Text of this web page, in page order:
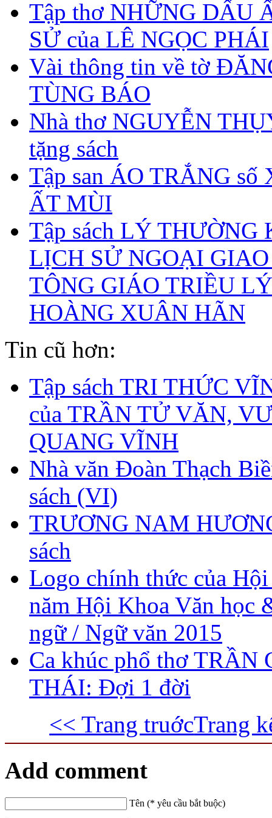
Tập thơ NHỮNG DẤU
SỬ của LÊ NGỌC PHÁI
Vài thông tin về tờ
TÙNG BÁO
Nhà thơ NGUYỄN
tặng sách
Tập san ÁO TRẮNG số
ẤT MÙI
Tập sách LÝ THƯỜNG
LỊCH SỬ NGOẠI
TÔNG GIÁO TRIỀU
HOÀNG XUÂN HÃN
Tin cũ hơn:
Tập sách TRI THỨC
của TRẦN TỬ VĂN,
QUANG VĨNH
Nhà văn Đoàn Thạch
sách (VI)
TRƯƠNG NAM
sách
Logo chính thức của
năm Hội Khoa Văn học
ngữ / Ngữ văn 2015
Ca khúc phổ thơ TRẦN
THÁI: Đợi 1 đời
<< Trang truớcTrang
Add comment
Tên (* yêu cầu bắt buộc)